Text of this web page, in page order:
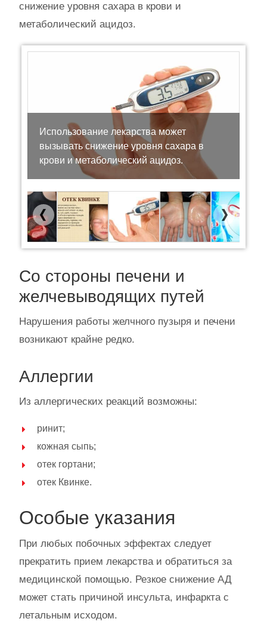
снижение уровня сахара в крови и
метаболический ацидоз.
Использование лекарства может
вызывать снижение уровня сахара в
крови и метаболический ацидоз.
Previous Next
Со стороны печени и
желчевыводящих путей
Нарушения работы желчного пузыря и печени
возникают крайне редко.
Аллергии
Из аллергических реакций возможны:
ринит;
кожная сыпь;
отек гортани;
отек Квинке.
Особые указания
При любых побочных эффектах следует
прекратить прием лекарства и обратиться за
медицинской помощью. Резкое снижение АД
может стать причиной инсульта, инфаркта с
летальным исходом.